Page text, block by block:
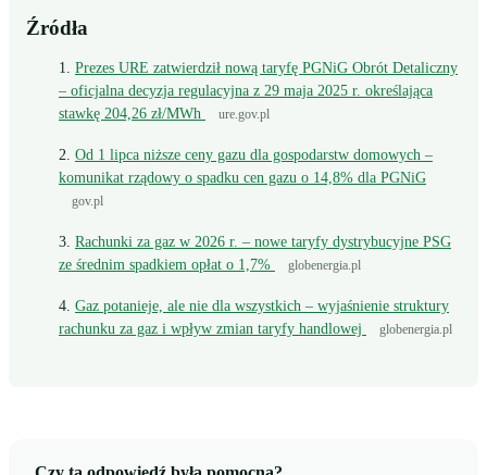
Źródła
Prezes URE zatwierdził nową taryfę PGNiG Obrót Detaliczny
– oficjalna decyzja regulacyjna z 29 maja 2025 r. określająca
stawkę 204,26 zł/MWh
ure.gov.pl
Od 1 lipca niższe ceny gazu dla gospodarstw domowych –
komunikat rządowy o spadku cen gazu o 14,8% dla PGNiG
gov.pl
Rachunki za gaz w 2026 r. – nowe taryfy dystrybucyjne PSG
ze średnim spadkiem opłat o 1,7%
globenergia.pl
Gaz potanieje, ale nie dla wszystkich – wyjaśnienie struktury
rachunku za gaz i wpływ zmian taryfy handlowej
globenergia.pl